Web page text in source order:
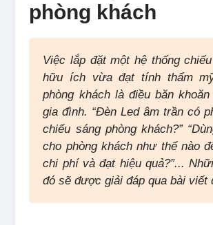
phòng khách
Việc lắp đặt một hệ thống
hữu ích vừa đạt tính thẩm
phòng khách là điều băn
gia đình. “Đèn Led âm trần có
chiếu sáng phòng khách?”
cho phòng khách như thế nào
chi phí và đạt hiệu quả?”...
đó sẽ được giải đáp qua bài viết